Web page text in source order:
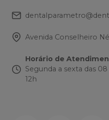
Avenida Conselheiro
Horário de
Segunda a sexta das
12h